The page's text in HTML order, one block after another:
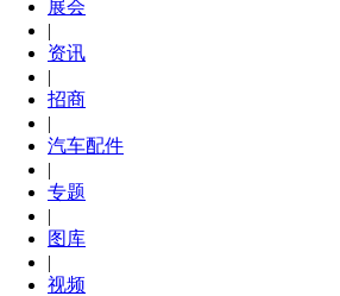
展会
|
资讯
|
招商
|
汽车配件
|
专题
|
图库
|
视频